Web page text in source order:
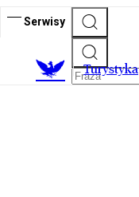
Serwisy
Turystyka